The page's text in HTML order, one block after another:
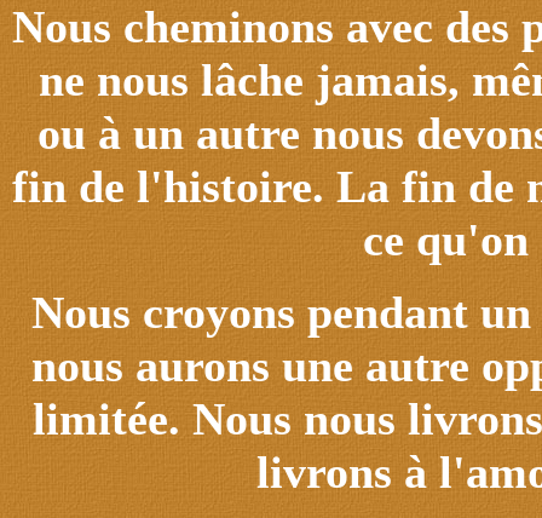
Nous cheminons avec
ne nous lâche jamais,
ou à un autre nous
fin de l'histoire. La fin de
ce qu'on
Nous croyons pendant
nous aurons une autre
limitée. Nous nous
livrons à